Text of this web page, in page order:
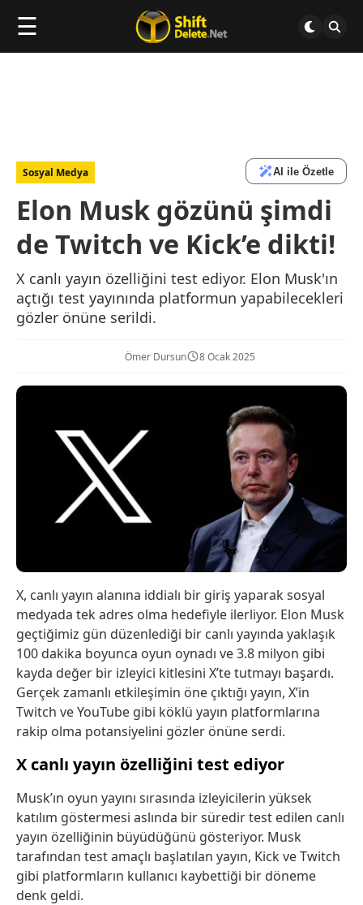
☰
Sosyal Medya AI ile Özetle
Elon Musk gözünü şimdi
de Twitch ve Kick’e dikti!
X canlı yayın özelliğini test ediyor. Elon Musk'ın
açtığı test yayınında platformun yapabilecekleri
gözler önüne serildi.
Ömer Dursun 8 Ocak 2025
X, canlı yayın alanına iddialı bir giriş yaparak sosyal
medyada tek adres olma hedefiyle ilerliyor. Elon Musk
geçtiğimiz gün düzenlediği bir canlı yayında yaklaşık
100 dakika boyunca oyun oynadı ve 3.8 milyon gibi
kayda değer bir izleyici kitlesini X’te tutmayı başardı.
Gerçek zamanlı etkileşimin öne çıktığı yayın, X’in
Twitch ve YouTube gibi köklü yayın platformlarına
rakip olma potansiyelini gözler önüne serdi.
X canlı yayın özelliğini test ediyor
Musk’ın oyun yayını sırasında izleyicilerin yüksek
katılım göstermesi aslında bir süredir test edilen canlı
yayın özelliğinin büyüdüğünü gösteriyor. Musk
tarafından test amaçlı başlatılan yayın, Kick ve Twitch
gibi platformların kullanıcı kaybettiği bir döneme
denk geldi.